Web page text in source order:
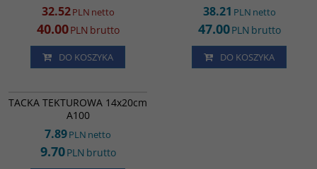
32.52PLN netto
40.00PLN brutto
DO KOSZYKA
38.21 PLN netto
47.00PLN brutto
DO KOSZYKA
TACKA TEKTUROWA 14x20cm
A100
7.89PLN netto
9.70PLN brutto